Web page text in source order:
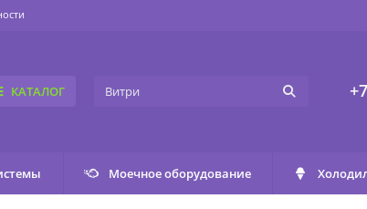
КАТАЛОГ
Моечное оборудование